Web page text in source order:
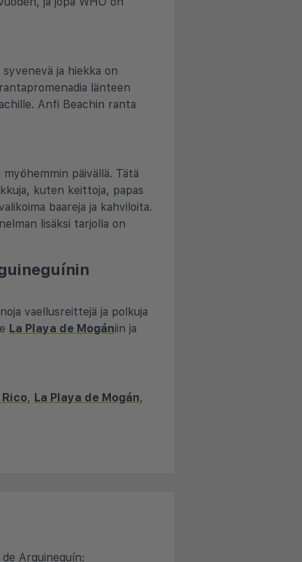
ja hiekka on
länteen
Anfi Beachin ranta
päivällä. Tätä
kuten keittoja, papas
baareja ja kahviloita.
lisäksi tarjolla on
vaellusreittejä ja polkuja
La Playa de Mogániin ja
Rico, La Playa de Mogán,
Arguineguín: